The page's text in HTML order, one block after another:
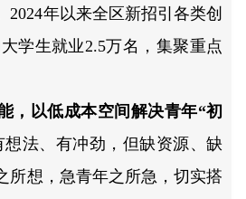
2024年以来全区新招引各类创
学生就业2.5万名，集聚重点
，以低成本空间解决青年“初
想法、有冲劲，但缺资源、缺
所想，急青年之所急，切实搭